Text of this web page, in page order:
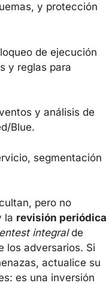
y protección
de ejecución
y reglas para
y análisis de
Blue.
segmentación
pero no
la revisión periódica
integralde
los adversarios. Si
actualice su
es una inversión